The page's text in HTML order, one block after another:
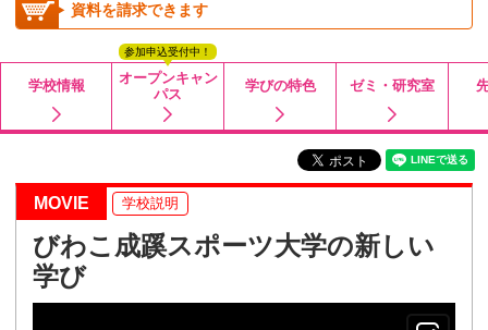
資料を請求できます
学校情報
オープンキャン
パス
参加申込受付中！
学びの特色 ゼミ・研究室
MOVIE 学校説明
びわこ成蹊スポーツ大学の新しい
学び